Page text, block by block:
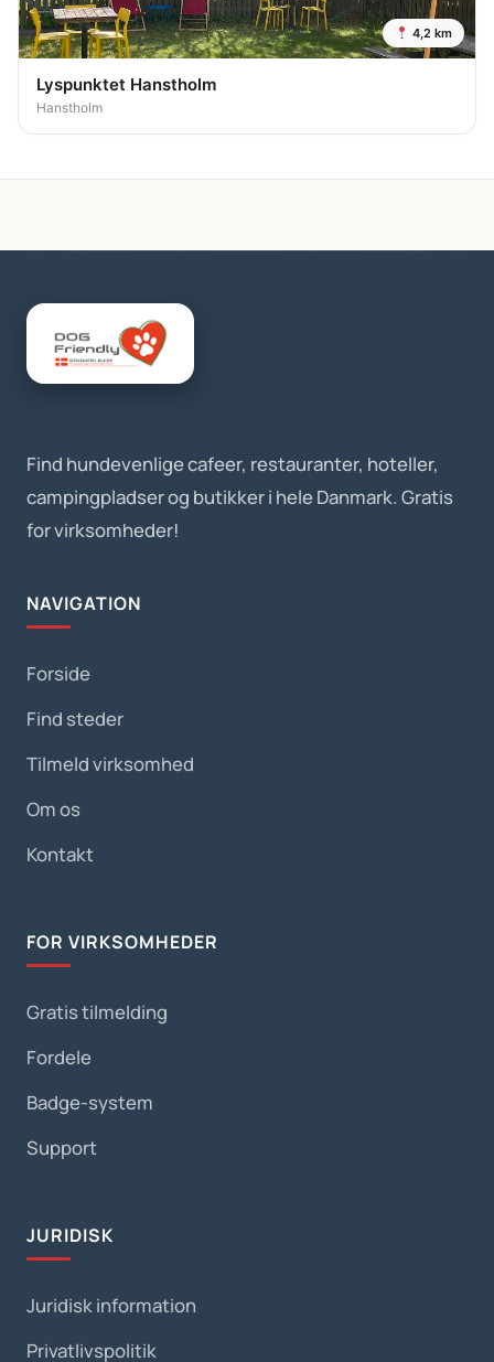
4,2 km
Lyspunktet Hanstholm
Hanstholm
Find hundevenlige cafeer, restauranter, hoteller,
campingpladser og butikker i hele Danmark. Gratis
for virksomheder!
NAVIGATION
Forside
Find steder
Tilmeld virksomhed
Om os
Kontakt
FOR VIRKSOMHEDER
Gratis tilmelding
Fordele
Badge-system
Support
JURIDISK
Juridisk information
Privatlivspolitik